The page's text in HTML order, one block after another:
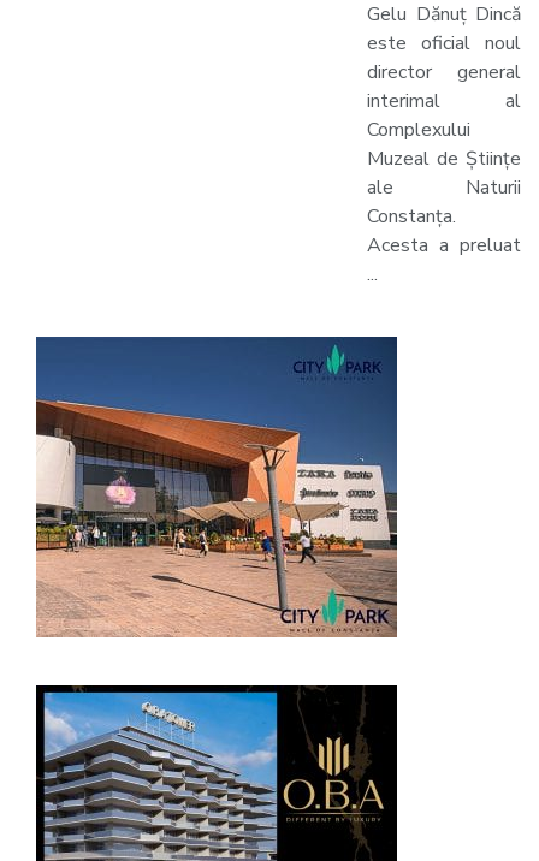
Gelu Dănuț Dincă
este oficial noul
director general
interimal al
Complexului
Muzeal de Științe
ale Naturii
Constanța.
Acesta a preluat
...